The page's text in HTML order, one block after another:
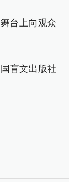
台上向观众
盲文出版社